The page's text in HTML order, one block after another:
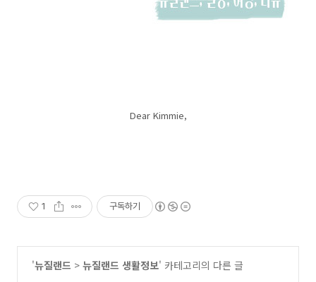
Dear Kimmie,
1 구독하기
'뉴질랜드 > 뉴질랜드 생활정보' 카테고리의 다른 글